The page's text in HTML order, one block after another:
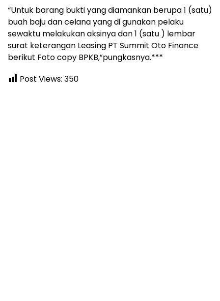
“Untuk barang bukti yang diamankan berupa 1 (satu)
buah baju dan celana yang di gunakan pelaku
sewaktu melakukan aksinya dan 1 (satu ) lembar
surat keterangan Leasing PT Summit Oto Finance
berikut Foto copy BPKB,”pungkasnya.***
Post Views: 350